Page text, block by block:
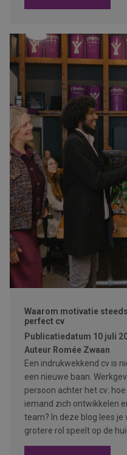
Waarom motivatie
perfect cv
Publicatiedatum 10 juli
Auteur Romée Zwaan
Een indrukwekkend cv is
een nieuwe baan.
persoon achter het cv:
iemand zich ontwikkelen
team? In deze blog lees
grotere rol speelt op de